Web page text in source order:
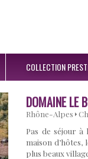
COLLECTION
DOMAINE LE
Rhône-Alpes
Pas de séjour
maison d’hôtes,
plus beaux